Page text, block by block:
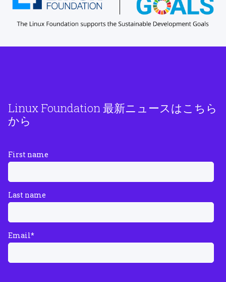
Linux Foundation 最新ニュースはこちら
から
First name
Last name
Email*